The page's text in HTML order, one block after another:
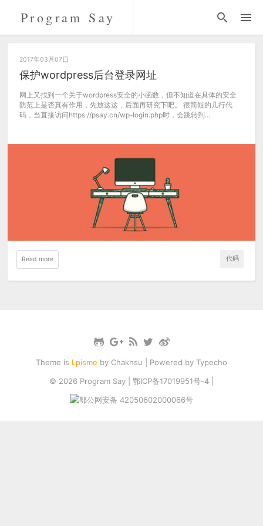
Program Say 代码
2017年03月07日
保护wordpress后台登录网址
网上又找到一个关于wordpress安全的小函数，但不知道在具体的安全
防范上是否真有作用，先放这这，后面再研究下吧。 很简短的几行代
码，当直接访问https://psay.cn/wp-login.php时，会跳转到...
Read more 代码
Theme is Lpisme by Chakhsu | Powered by Typecho
© 2026 Program Say 鄂ICP备17019951号-4
鄂公网安备 42050602000066号